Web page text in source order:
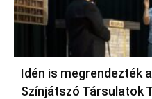
Idén is megrendezték
Színjátszó Társulatok